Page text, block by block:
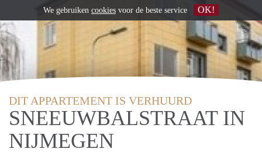
DIT APPARTEMENT IS VERHUURD
SNEEUWBALSTRAAT IN
NIJMEGEN
We gebruiken cookies voor de beste service OK!